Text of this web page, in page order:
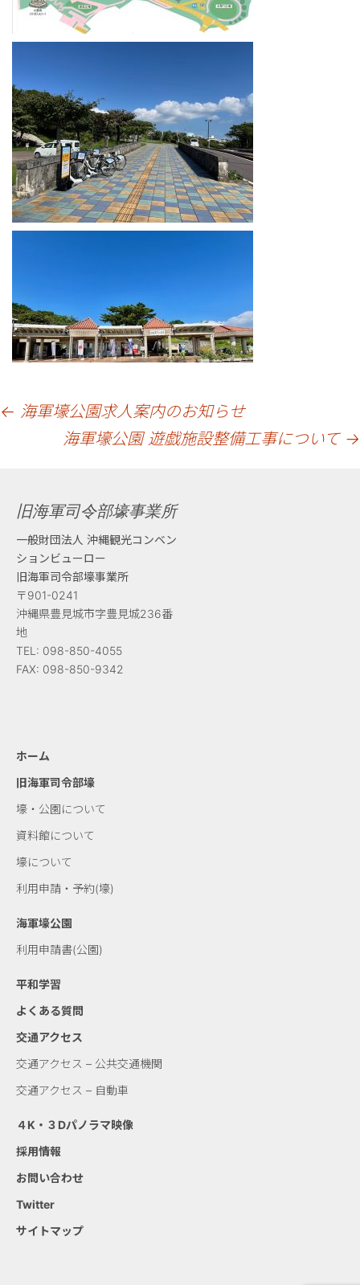
投
ビ
ゲ
ー
シ
ョ
← 海軍壕公園求人案内のお知らせ
海軍壕公園 遊戯施設整備工事について →
旧海軍司令部壕事業所
一般財団法人 沖縄観光コンベン
ションビューロー
旧海軍司令部壕事業所
〒901-0241
沖縄県豊見城市字豊見城236番
地
TEL: 098-850-4055
FAX: 098-850-9342
ホーム
旧海軍司令部壕
壕・公園について
資料館について
壕について
利用申請・予約(壕)
海軍壕公園
利用申請書(公園)
平和学習
よくある質問
交通アクセス
交通アクセス – 公共交通機関
交通アクセス – 自動車
４K・３Dパノラマ映像
採用情報
お問い合わせ
Twitter
サイトマップ